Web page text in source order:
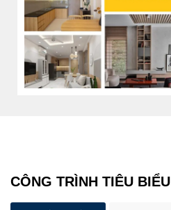
CÔNG TRÌNH TIÊU BIỂU